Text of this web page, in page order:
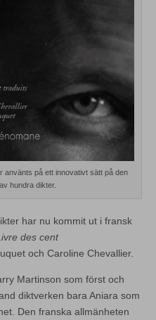
använts på ett innovativt sätt på den
hundra dikter.
har nu kommit ut i fransk
des cent
och Caroline Chevallier.
Martinson som först och
diktverken bara Aniara som
Den franska allmänheten